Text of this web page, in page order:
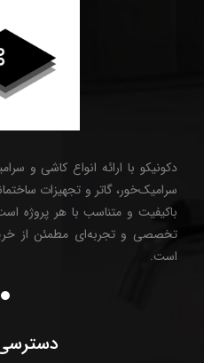
دکونیکو با ارائه انواع کاشی و
سرامیک‌خور، گاتر و تجهیزات
باکیفیت و متناسب با هر پروژه
تخصصی و تجربه‌ای مطمئن از
است.